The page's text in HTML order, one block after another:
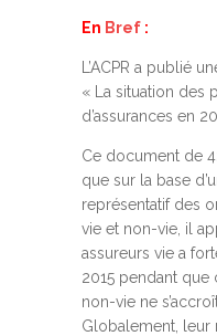
En Bref :
L’ACPR a publié
« La situation des
d’assurances en
Ce document de
que sur la base
représentatif des
vie et non-vie, il
assureurs vie a
2015 pendant que
non-vie ne
Globalement, leur